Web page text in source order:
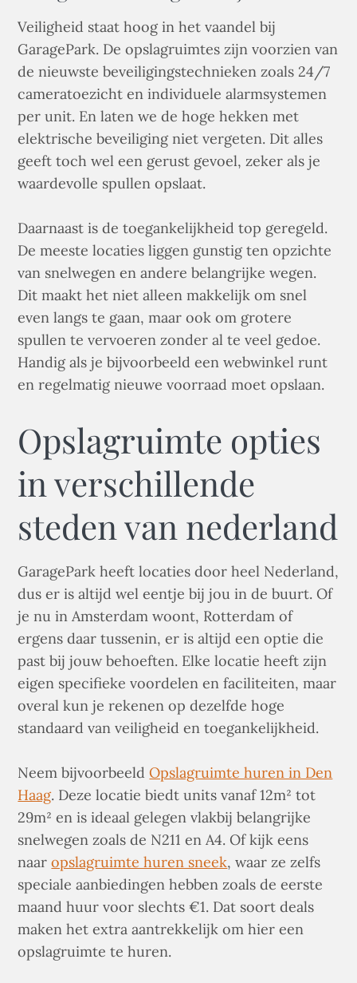
Veiligheid staat hoog in het vaandel bij
GaragePark. De opslagruimtes zijn voorzien van
de nieuwste beveiligingstechnieken zoals 24/7
cameratoezicht en individuele alarmsystemen
per unit. En laten we de hoge hekken met
elektrische beveiliging niet vergeten. Dit alles
geeft toch wel een gerust gevoel, zeker als je
waardevolle spullen opslaat.
Daarnaast is de toegankelijkheid top geregeld.
De meeste locaties liggen gunstig ten opzichte
van snelwegen en andere belangrijke wegen.
Dit maakt het niet alleen makkelijk om snel
even langs te gaan, maar ook om grotere
spullen te vervoeren zonder al te veel gedoe.
Handig als je bijvoorbeeld een webwinkel runt
en regelmatig nieuwe voorraad moet opslaan.
Opslagruimte opties
in verschillende
steden van nederland
GaragePark heeft locaties door heel Nederland,
dus er is altijd wel eentje bij jou in de buurt. Of
je nu in Amsterdam woont, Rotterdam of
ergens daar tussenin, er is altijd een optie die
past bij jouw behoeften. Elke locatie heeft zijn
eigen specifieke voordelen en faciliteiten, maar
overal kun je rekenen op dezelfde hoge
standaard van veiligheid en toegankelijkheid.
Neem bijvoorbeeldOpslagruimte huren in Den
Haag. Deze locatie biedt units vanaf 12m² tot
29m² en is ideaal gelegen vlakbij belangrijke
snelwegen zoals de N211 en A4. Of kijk eens
naaropslagruimte huren sneek, waar ze zelfs
speciale aanbiedingen hebben zoals de eerste
maand huur voor slechts €1. Dat soort deals
maken het extra aantrekkelijk om hier een
opslagruimte te huren.